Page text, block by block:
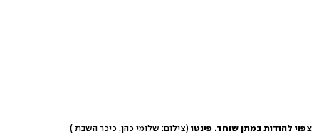
צפוי להודות במתן שוחד. פינטו (צילום: שלומי כהן, כיכר השבת )